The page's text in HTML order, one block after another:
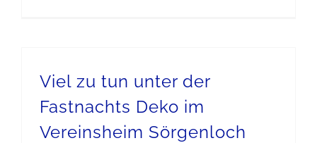
Viel zu tun unter der
Fastnachts Deko im
Vereinsheim Sörgenloch